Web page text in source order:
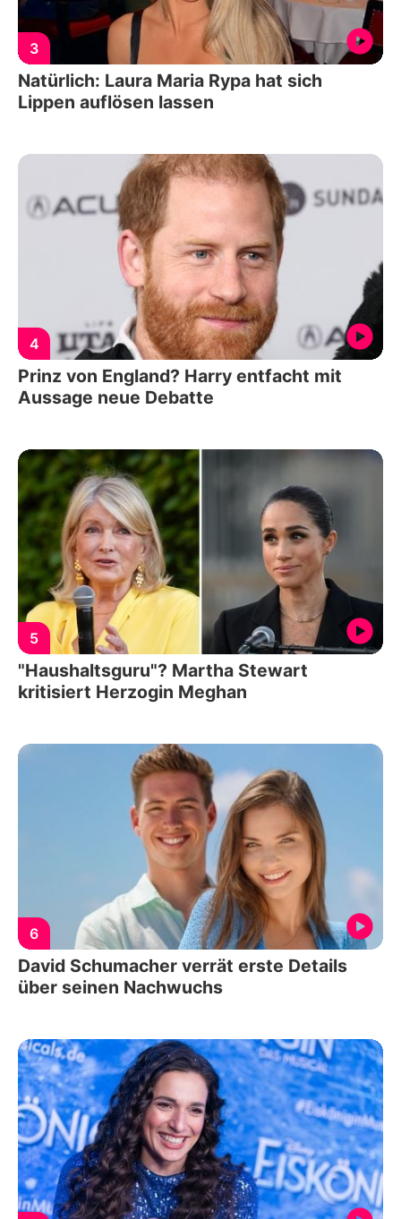
3
Natürlich: Laura Maria Rypa hat sich
Lippen auflösen lassen
4
Prinz von England? Harry entfacht mit
Aussage neue Debatte
5
"Haushaltsguru"? Martha Stewart
kritisiert Herzogin Meghan
6
David Schumacher verrät erste Details
über seinen Nachwuchs